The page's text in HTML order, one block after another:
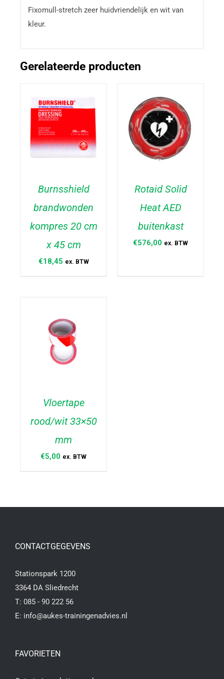
Fixomull-stretch zeer huidvriendelijk en wit van
kleur.
Gerelateerde producten
TOEVOEGEN AAN
DETAILS
Burnsshield
brandwonden
kompres 20 cm
x 45 cm
€18,45 ex. BTW
TOEVOEGEN AAN
DETAILS
Rotaid Solid
Heat AED
buitenkast
€576,00 ex. BTW
TOEVOEGEN AAN
DETAILS
Vloertape
rood/wit 33×50
mm
€5,00 ex. BTW
CONTACTGEGEVENS
Stationspark 1200
3364 DA Sliedrecht
T: 085 - 90 222 56
E: info@aukes-trainingenadvies.nl
FAVORIETEN